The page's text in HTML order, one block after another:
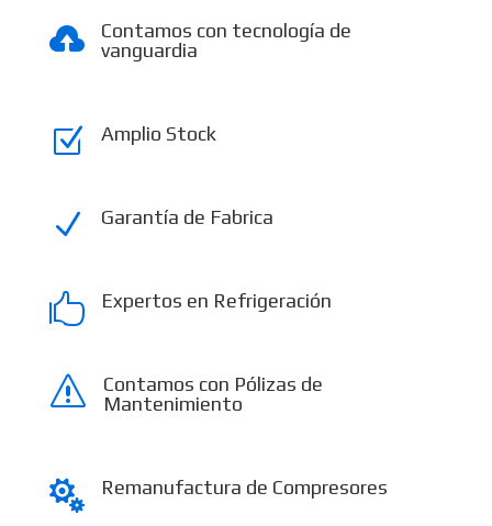

Contamos con tecnología de
vanguardia
Z Amplio Stock
N Garantía de Fabrica
 Expertos en Refrigeración
s
Contamos con Pólizas de
Mantenimiento
 Remanufactura de Compresores